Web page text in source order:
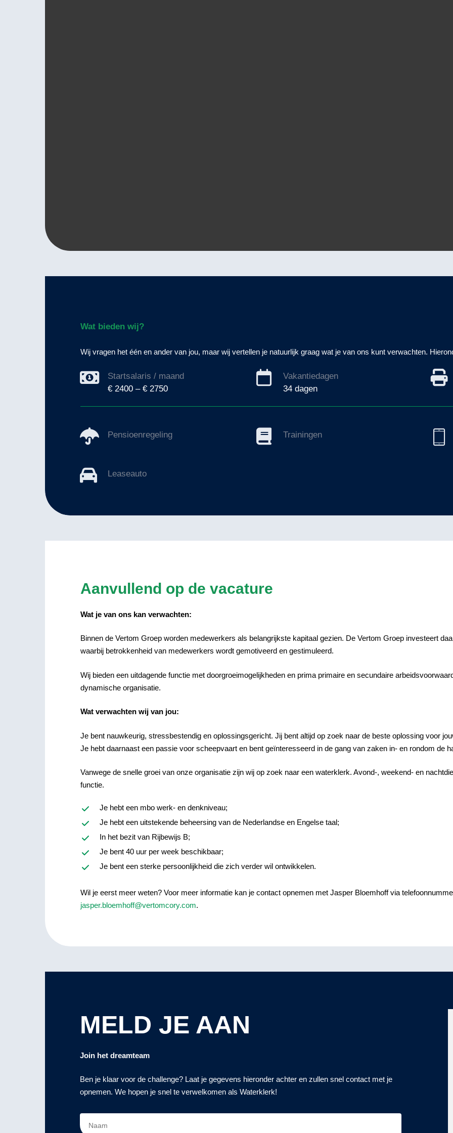
Wat bieden wij?
Wij vragen het één en ander van jou, maar wij vertellen je natuurlijk graag wat je van ons kunt verwachten.
Startsalaris / maand
€ 2400 – € 2750
Vakantiedagen
34 dagen
Pensioenregeling Trainingen
Leaseauto
Aanvullend op de vacature
Wat je van ons kan verwachten:
Binnen de Vertom Groep worden medewerkers als belangrijkste kapitaal gezien. De Vertom Groep investeert
waarbij betrokkenheid van medewerkers wordt gemotiveerd en gestimuleerd.
Wij bieden een uitdagende functie met doorgroeimogelijkheden en prima primaire en secundaire
dynamische organisatie.
Wat verwachten wij van jou:
Je bent nauwkeurig, stressbestendig en oplossingsgericht. Jij bent altijd op zoek naar de beste oplossing voor
Je hebt daarnaast een passie voor scheepvaart en bent geïnteresseerd in de gang van zaken in- en rondom de
Vanwege de snelle groei van onze organisatie zijn wij op zoek naar een waterklerk. Avond-, weekend- en
functie.
Je hebt een mbo werk- en denkniveau;
Je hebt een uitstekende beheersing van de Nederlandse en Engelse taal;
In het bezit van Rijbewijs B;
Je bent 40 uur per week beschikbaar;
Je bent een sterke persoonlijkheid die zich verder wil ontwikkelen.
Wil je eerst meer weten? Voor meer informatie kan je contact opnemen met Jasper Bloemhoff via
jasper.bloemhoff@vertomcory.com.
MELD JE AAN
Join het dreamteam
Ben je klaar voor de challenge? Laat je gegevens hieronder achter en zullen snel contact met je
opnemen. We hopen je snel te verwelkomen als Waterklerk!